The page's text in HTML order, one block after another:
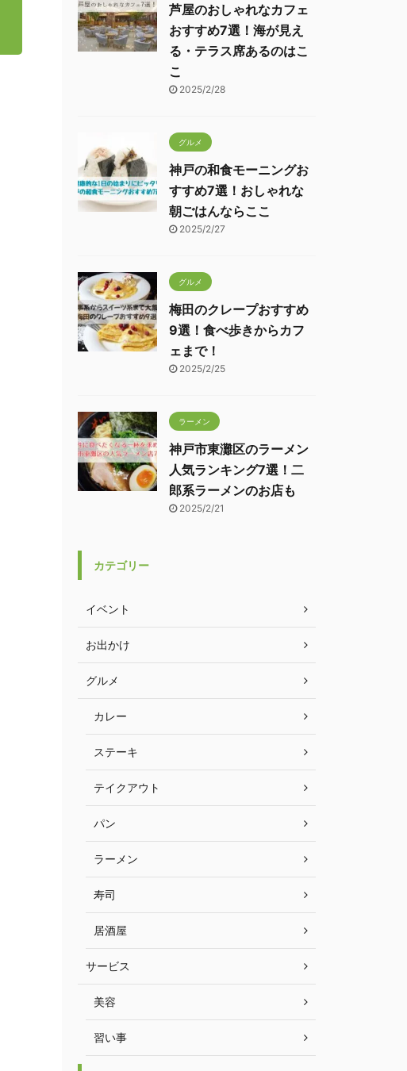
芦屋のおしゃれなカフェ
おすすめ7選！海が見え
る・テラス席あるのはこ
こ
2025/2/28
グルメ
神戸の和食モーニングお
すすめ7選！おしゃれな
朝ごはんならここ
2025/2/27
グルメ
梅田のクレープおすすめ
9選！食べ歩きからカフ
ェまで！
2025/2/25
ラーメン
神戸市東灘区のラーメン
人気ランキング7選！二
郎系ラーメンのお店も
2025/2/21
カテゴリー
イベント
お出かけ
グルメ
カレー
ステーキ
テイクアウト
パン
ラーメン
寿司
居酒屋
サービス
美容
習い事